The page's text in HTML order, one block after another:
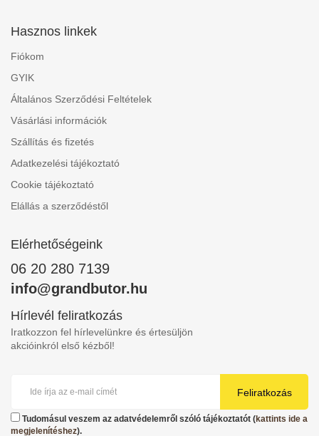
Hasznos linkek
Fiókom
GYIK
Általános Szerződési Feltételek
Vásárlási információk
Szállítás és fizetés
Adatkezelési tájékoztató
Cookie tájékoztató
Elállás a szerződéstől
Elérhetőségeink
06 20 280 7139
info@grandbutor.hu
Hírlevél feliratkozás
Iratkozzon fel hírlevelünkre és értesüljön
akcióinkról első kézből!
Feliratkozás
Tudomásul veszem az adatvédelemről szóló tájékoztatót (kattints ide a
megjelenítéshez).